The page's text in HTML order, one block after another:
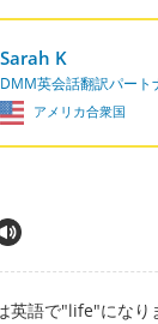
Sarah K
DMM英会話翻訳パート
アメリカ合衆国
英語で"life"になり